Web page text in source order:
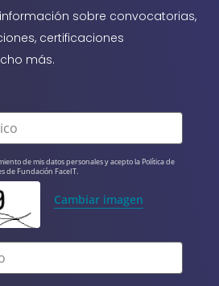
sobre convocatorias,
certificaciones
más.
de mis datos personales y acepto la Política de
de Fundación FaceIT.
Cambiar imagen